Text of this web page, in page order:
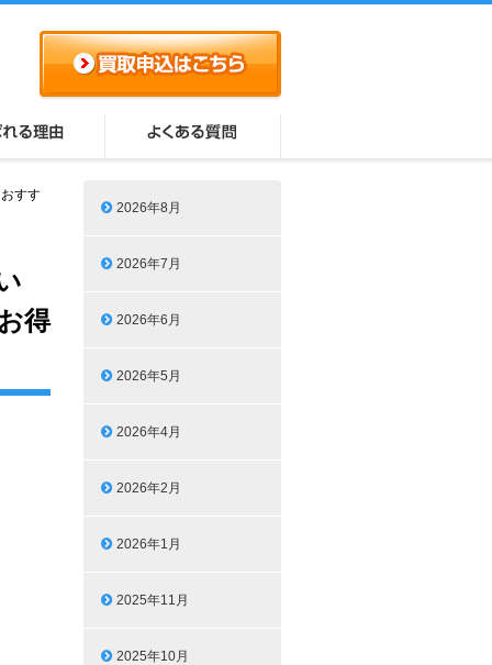
すす
得
2026年8月
2026年7月
2026年6月
2026年5月
2026年4月
2026年2月
2026年1月
2025年11月
2025年10月